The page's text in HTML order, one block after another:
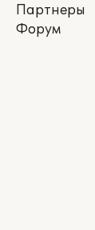
Партнеры
Форум